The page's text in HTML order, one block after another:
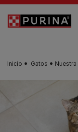
Skip to main content
Inicio Gatos